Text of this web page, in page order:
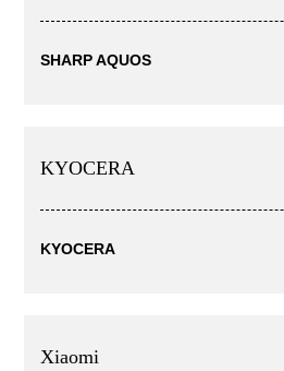
SHARP AQUOS
KYOCERA
KYOCERA
Xiaomi